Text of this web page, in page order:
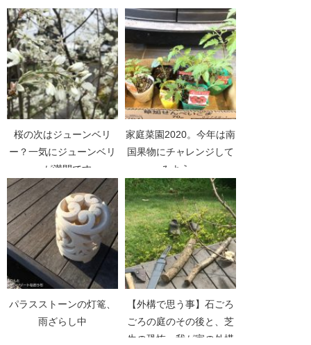
桜の次はジューンベリ
ー？一気にジューンベリ
ーが満開です
家庭菜園2020。今年は南
国果物にチャレンジして
みよう。
パラスストーンの灯篭、
雨ざらし中
【外構で思う事】石ごろ
ごろの庭のその後と、芝
生の恐怖。我が家の外構